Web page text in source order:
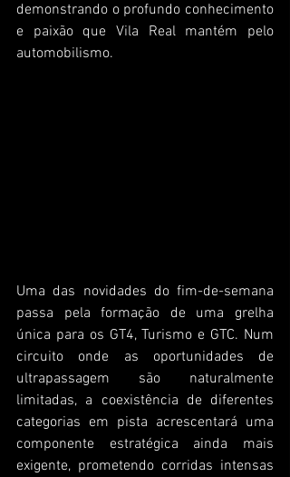
demonstrando o profundo conhecimento
e paixão que Vila Real mantém pelo
automobilismo.
Uma das novidades do fim-de-semana
passa pela formação de uma grelha
única para os GT4, Turismo e GTC. Num
circuito onde as oportunidades de
ultrapassagem são naturalmente
limitadas, a coexistência de diferentes
categorias em pista acrescentará uma
componente estratégica ainda mais
exigente, prometendo corridas intensas